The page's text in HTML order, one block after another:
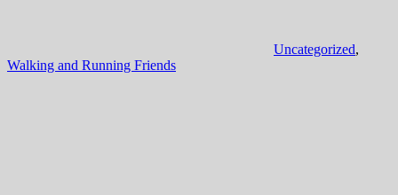
Uncategorized,
Walking and Running Friends